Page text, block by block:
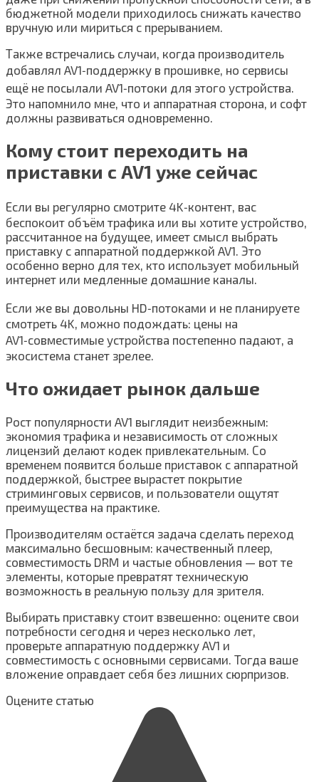
бюджетной модели приходилось снижать качество
вручную или мириться с прерыванием.
Также встречались случаи, когда производитель
добавлял AV1‑поддержку в прошивке, но сервисы
ещё не посылали AV1‑потоки для этого устройства.
Это напомнило мне, что и аппаратная сторона, и софт
должны развиваться одновременно.
Кому стоит переходить на
приставки с AV1 уже сейчас
Если вы регулярно смотрите 4K‑контент, вас
беспокоит объём трафика или вы хотите устройство,
рассчитанное на будущее, имеет смысл выбрать
приставку с аппаратной поддержкой AV1. Это
особенно верно для тех, кто использует мобильный
интернет или медленные домашние каналы.
Если же вы довольны HD‑потоками и не планируете
смотреть 4K, можно подождать: цены на
AV1‑совместимые устройства постепенно падают, а
экосистема станет зрелее.
Что ожидает рынок дальше
Рост популярности AV1 выглядит неизбежным:
экономия трафика и независимость от сложных
лицензий делают кодек привлекательным. Со
временем появится больше приставок с аппаратной
поддержкой, быстрее вырастет покрытие
стриминговых сервисов, и пользователи ощутят
преимущества на практике.
Производителям остаётся задача сделать переход
максимально бесшовным: качественный плеер,
совместимость DRM и частые обновления — вот те
элементы, которые превратят техническую
возможность в реальную пользу для зрителя.
Выбирать приставку стоит взвешенно: оцените свои
потребности сегодня и через несколько лет,
проверьте аппаратную поддержку AV1 и
совместимость с основными сервисами. Тогда ваше
вложение оправдает себя без лишних сюрпризов.
Оцените статью